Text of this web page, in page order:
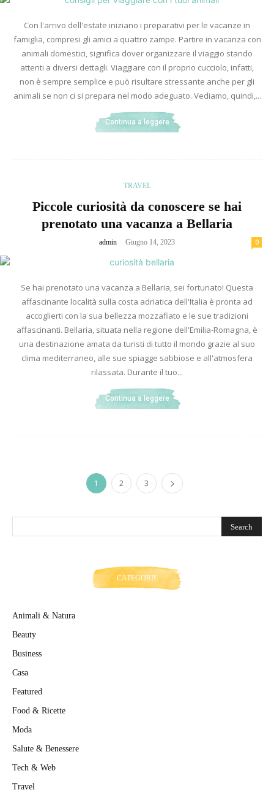
Con l'arrivo dell'estate iniziano i preparativi per le vacanze in
famiglia, compresi gli amici a quattro zampe. Partire in vacanza con
animali domestici, significa dover organizzare il viaggio stando
attenti a diversi dettagli. Viaggiare con il proprio cucciolo, infatti,
non è sempre semplice e può risultare stressante anche per gli
animali se non ci si prepara nel modo adeguato. Vediamo, quindi,...
Continua a leggere
TRAVEL
Piccole curiosità da conoscere se hai
prenotato una vacanza a Bellaria
admin - Giugno 14, 2023 0
Se hai prenotato una vacanza a Bellaria, sei fortunato! Questa
affascinante località sulla costa adriatica dell'Italia è pronta ad
accoglierti con la sua bellezza mozzafiato e le sue tradizioni
affascinanti. Bellaria, situata nella regione dell'Emilia-Romagna, è
una destinazione amata da turisti di tutto il mondo grazie al suo
clima mediterraneo, alle sue spiagge sabbiose e all'atmosfera
rilassata. Durante il tuo...
Continua a leggere
1 2 3
CATEGORIE
Animali & Natura
Beauty
Business
Casa
Featured
Food & Ricette
Moda
Salute & Benessere
Tech & Web
Travel